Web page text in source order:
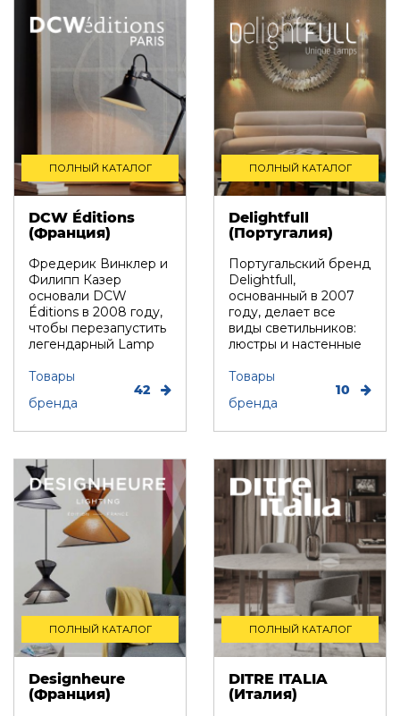
ПОЛНЫЙ КАТАЛОГ
DCW Éditions
(Франция)
Фредерик Винклер и
Филипп Казер
основали DCW
Éditions в 2008 году,
чтобы перезапустить
легендарный Lamp
Товары
бренда
42
ПОЛНЫЙ КАТАЛОГ
Delightfull
(Португалия)
Португальский бренд
Delightfull,
основанный в 2007
году, делает все
виды светильников:
люстры и настенные
Товары
бренда
10
ПОЛНЫЙ КАТАЛОГ
Designheure
(Франция)
ПОЛНЫЙ КАТАЛОГ
DITRE ITALIA
(Италия)